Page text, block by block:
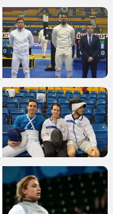
רשיון להקרנה פומבית
הצטרפות לחבילת
לוח דרושים – ג'ובנט
תגיות
המגזין